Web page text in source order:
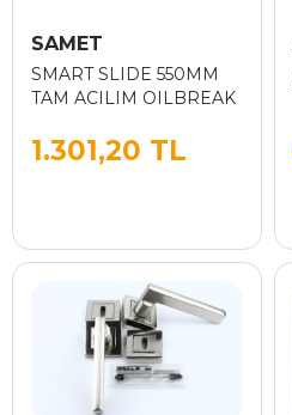
SAMET
SMART SLIDE 550MM
TAM ACILIM OILBREAK
1.301,20 TL